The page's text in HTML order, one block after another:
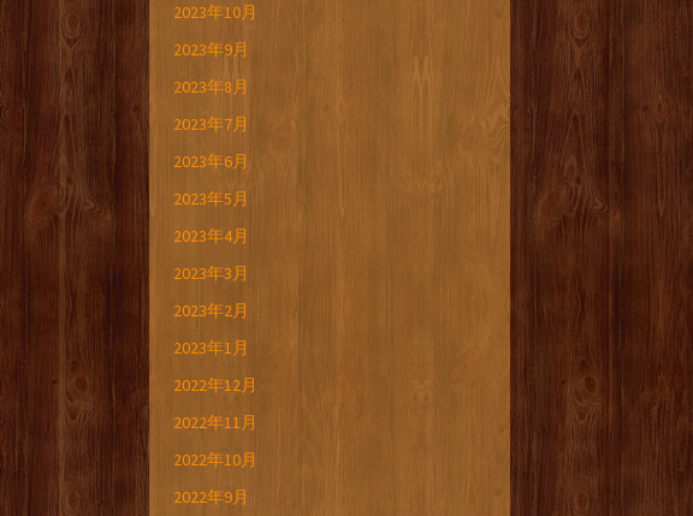
2023年10月
2023年9月
2023年8月
2023年7月
2023年6月
2023年5月
2023年4月
2023年3月
2023年2月
2023年1月
2022年12月
2022年11月
2022年10月
2022年9月